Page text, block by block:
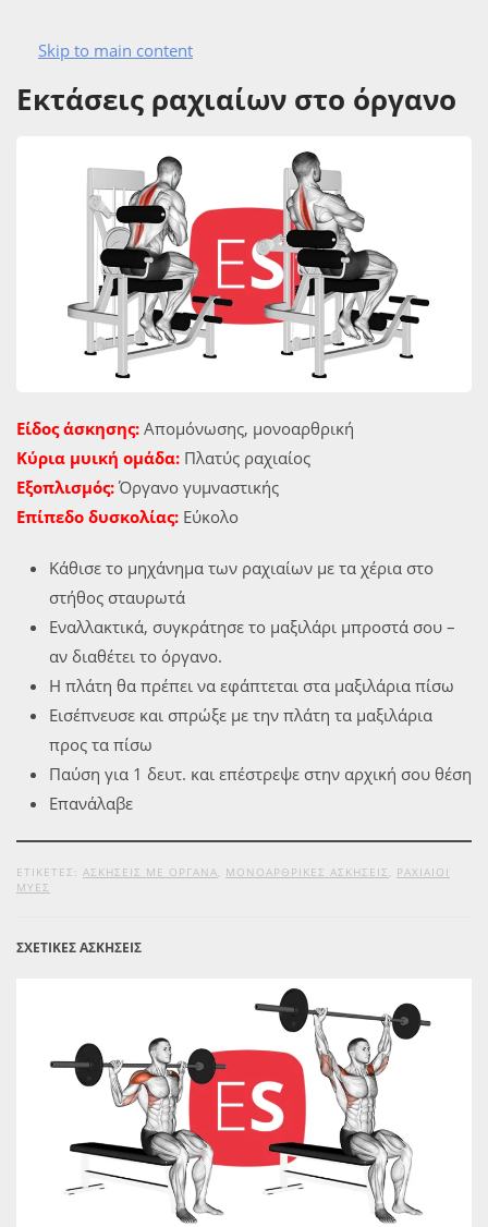
Skip to main content
ΑΣΚΗΣΙΟΛΟΓΙΟ ΠΛΑΤΗ
Εκτάσεις ραχιαίων στο όργανο
Είδος άσκησης: Απομόνωσης, μονοαρθρική
Κύρια μυική ομάδα: Πλατύς ραχιαίος
Εξοπλισμός: Όργανο γυμναστικής
Επίπεδο δυσκολίας: Εύκολο
Κάθισε το μηχάνημα των ραχιαίων με τα χέρια στο
στήθος σταυρωτά
Εναλλακτικά, συγκράτησε το μαξιλάρι μπροστά σου –
αν διαθέτει το όργανο.
Η πλάτη θα πρέπει να εφάπτεται στα μαξιλάρια πίσω
Εισέπνευσε και σπρώξε με την πλάτη τα μαξιλάρια
προς τα πίσω
Παύση για 1 δευτ. και επέστρεψε στην αρχική σου θέση
Επανάλαβε
ΕΤΙΚΕΤΕΣ: ΑΣΚΉΣΕΙΣ ΜΕ ΌΡΓΑΝΑ, ΜΟΝΟΑΡΘΡΙΚΈΣ ΑΣΚΉΣΕΙΣ , ΡΑΧΙΑΊΟΙ
ΜΎΕΣ
ΣΧΕΤΙΚΕΣ ΑΣΚΗΣΕΙΣ